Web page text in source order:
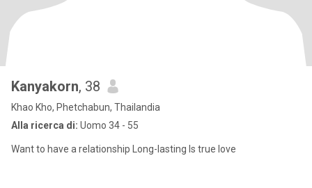
Kanyakorn, 38
Khao Kho, Phetchabun, Thailandia
Alla ricerca di: Uomo 34 - 55
Want to have a relationship Long-lasting Is true love